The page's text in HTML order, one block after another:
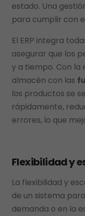
estado. Una
para cumplir con
El ERP integra
asegurar que los
y a tiempo. Con la
almacén con las
los productos se
rápidamente,
errores, lo que
Flexibilidad y
La flexibilidad y
de un sistema
demanda o en la